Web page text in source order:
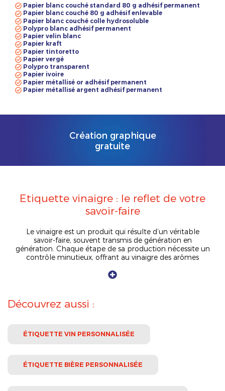
Papier blanc couché standard 80 g adhésif permanent
Papier blanc couché 80 g adhésif enlevable
Papier blanc couché colle hydrosoluble
Polypro blanc adhésif permanent
Papier velin blanc
Papier kraft
Papier tintoretto
Papier vergé
Polypro transparent
Papier ivoire
Papier métallisé or adhésif permanent
Papier métallisé argent adhésif permanent
Création graphique
gratuite
Etiquette vinaigre : le reflet de votre
savoir-faire
Le vinaigre est un produit qui résulte d’un véritable
savoir-faire, souvent transmis de génération en
génération. Chaque étape de sa production nécessite un
contrôle minutieux, offrant au vinaigre des arômes
étiquettes de vinaigre de vin,
L’étiquette vinaigre est essentielle pour cette mise en
valeur. Elle vous permet de
reflète l’authenticité du produit
Découvrez aussi :
ÉTIQUETTE VIN PERSONNALISÉE
ÉTIQUETTE BIÈRE PERSONNALISÉE